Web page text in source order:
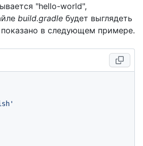
"hello-world",
build.gradle будет выглядеть
в следующем примере.